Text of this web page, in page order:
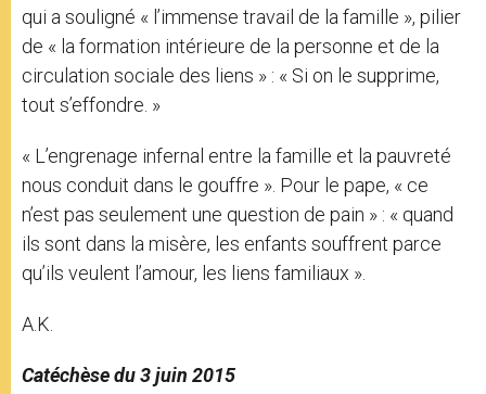
qui a souligné « l’immense travail de la famille », pilier
de « la formation intérieure de la personne et de la
circulation sociale des liens » : « Si on le supprime,
tout s’effondre. »
« L’engrenage infernal entre la famille et la pauvreté
nous conduit dans le gouffre ». Pour le pape, « ce
n’est pas seulement une question de pain » : « quand
ils sont dans la misère, les enfants souffrent parce
qu’ils veulent l’amour, les liens familiaux ».
A.K.
Catéchèse du 3 juin 2015